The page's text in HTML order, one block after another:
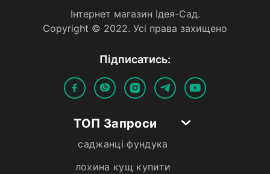
Iнтернет магазин Iдея-Сад.
Copyright © 2022. Усi права захищено
Пiдписатись:
ТОП Запроси
саджанці фундука
лохина кущ купити